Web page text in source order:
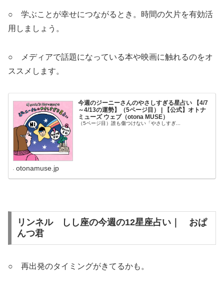
○ 学ぶことが幸せにつながるとき。時間の欠片を有効活
用しましょう。
○ メディアで話題になっている本や映画に触れるのをオ
ススメします。
今週のジーニーさんのやさしすぎる星占い 【4/7
～4/13の運勢】（5ページ目） | 【公式】オトナ
ミューズ ウェブ（otona MUSE）
（5ページ目）誰も傷つけない「やさしすぎ...
otonamuse.jp
リンネル しし座の今週の12星座占い｜ おぱ
んつ君
○ 再出発のタイミングがきてるかも。